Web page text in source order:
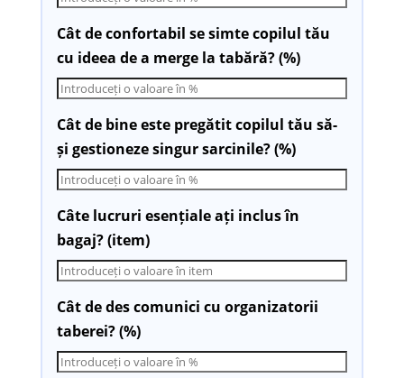
Cât de confortabil se simte copilul tău
cu ideea de a merge la tabără? (%)
Cât de bine este pregătit copilul tău să-
și gestioneze singur sarcinile? (%)
Câte lucruri esențiale ați inclus în
bagaj? (item)
Cât de des comunici cu organizatorii
taberei? (%)